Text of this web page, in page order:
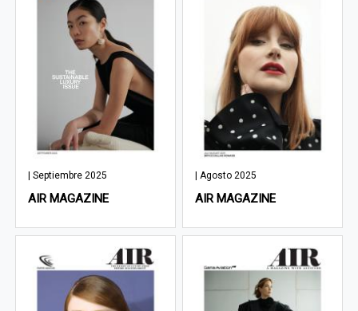
| Septiembre 2025
AIR MAGAZINE
| Agosto 2025
AIR MAGAZINE